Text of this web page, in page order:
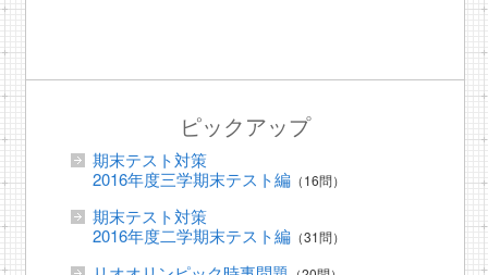
ピックアップ
期末テスト対策
2016年度三学期末テスト編（16問）
期末テスト対策
2016年度二学期末テスト編（31問）